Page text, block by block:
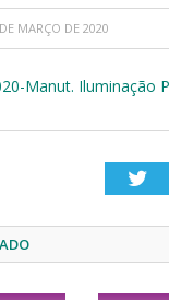
MARÇO DE 2020
Manut. Iluminação